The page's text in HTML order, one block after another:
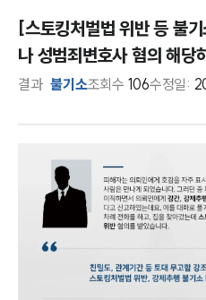
[스토킹처벌법 위반 등 불
나 성범죄변호사 혐의 해당
결과 불기소조회수 106수정일: